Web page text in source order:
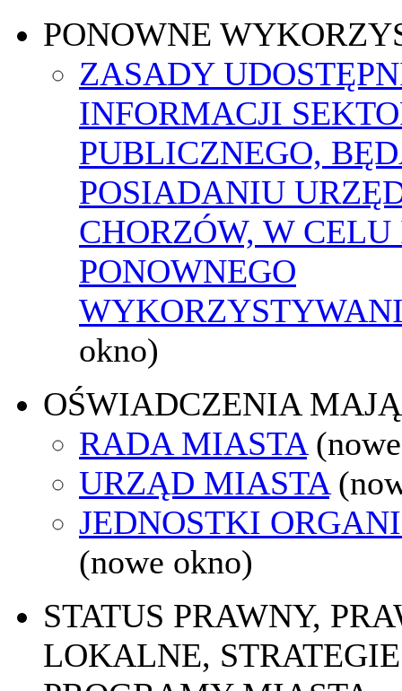
PONOWNE
ZASADY
INFORMACJI
PUBLICZNEGO,
POSIADANIU
CHORZÓW, W
PONOWNEGO
okno)
OŚWIADCZENIA
RADA MIASTA
URZĄD MIASTA
JEDNOSTKI
(nowe okno)
STATUS PRAWNY,
LOKALNE,